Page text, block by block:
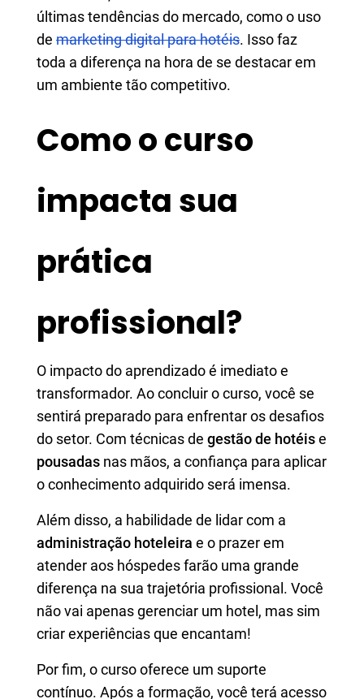
últimas tendências do mercado, como o uso
de marketing digital para hotéis. Isso faz
toda a diferença na hora de se destacar em
um ambiente tão competitivo.
Como o curso
impacta sua
prática
profissional?
O impacto do aprendizado é imediato e
transformador. Ao concluir o curso, você se
sentirá preparado para enfrentar os desafios
do setor. Com técnicas de gestão de hotéise
pousadas nas mãos, a confiança para aplicar
o conhecimento adquirido será imensa.
Além disso, a habilidade de lidar com a
administração hoteleira e o prazer em
atender aos hóspedes farão uma grande
diferença na sua trajetória profissional. Você
não vai apenas gerenciar um hotel, mas sim
criar experiências que encantam!
Por fim, o curso oferece um suporte
contínuo. Após a formação, você terá acesso